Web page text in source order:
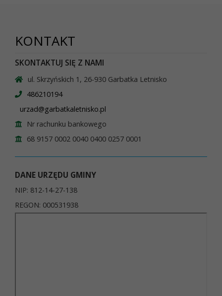
KONTAKT
SKONTAKTUJ SIĘ Z NAMI
ul. Skrzyńskich 1, 26-930 Garbatka Letnisko
486210194
urzad@garbatkaletnisko.pl
Nr rachunku bankowego
68 9157 0002 0040 0400 0257 0001
DANE URZĘDU GMINY
NIP: 812-14-27-138
REGON: 000531938